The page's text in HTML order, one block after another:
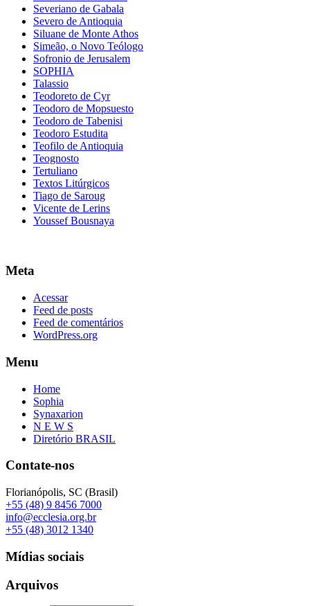
Severiano de Gabala
Severo de Antioquia
Siluane de Monte Athos
Simeão, o Novo Teólogo
Sofronio de Jerusalem
SOPHIA
Talassio
Teodoreto de Cyr
Teodoro de Mopsuesto
Teodoro de Tabenisi
Teodoro Estudita
Teofilo de Antioquia
Teognosto
Tertuliano
Textos Litúrgicos
Tiago de Saroug
Vicente de Lerins
Youssef Bousnaya
Meta
Acessar
Feed de posts
Feed de comentários
WordPress.org
Menu
Home
Sophia
Synaxarion
N E W S
Diretório BRASIL
Contate-nos
Florianópolis, SC (Brasil)
+55 (48) 9 8456 7000
info@ecclesia.org.br
+55 (48) 3012 1340
Mídias sociais
Arquivos